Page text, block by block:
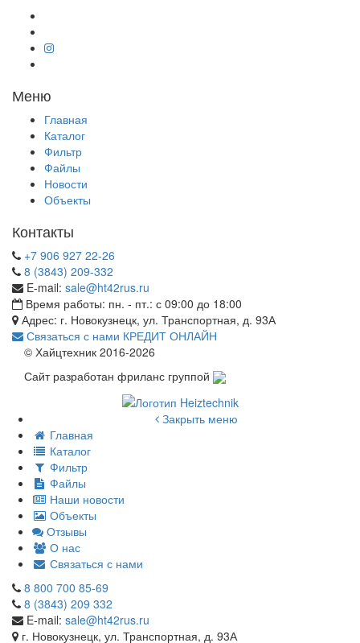
Меню
Главная
Каталог
Фильтр
Файлы
Новости
Объекты
Контакты
+7 906 927 22-26
8 (3843) 209-332
E-mail: sale@ht42rus.ru
Время работы: пн. - пт.: с 09:00 до 18:00
Адрес: г. Новокузнецк, ул. Транспортная, д. 93А
Связаться с нами КРЕДИТ ОНЛАЙН
© Хайцтехник 2016-2026
Сайт разработан фриланс группой
Закрыть меню
Главная
Каталог
Фильтр
Файлы
Наши новости
Объекты
Отзывы
О нас
Связаться с нами
8 800 700 85-69
8 (3843) 209 332
E-mail: sale@ht42rus.ru
г. Новокузнецк, ул. Транспортная, д. 93А